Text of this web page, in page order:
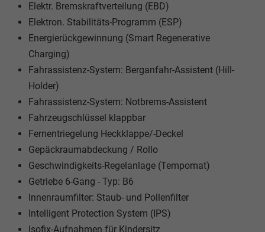
Elektr. Bremskraftverteilung (EBD)
Elektron. Stabilitäts-Programm (ESP)
Energierückgewinnung (Smart Regenerative
Charging)
Fahrassistenz-System: Berganfahr-Assistent (Hill-
Holder)
Fahrassistenz-System: Notbrems-Assistent
Fahrzeugschlüssel klappbar
Fernentriegelung Heckklappe/-Deckel
Gepäckraumabdeckung / Rollo
Geschwindigkeits-Regelanlage (Tempomat)
Getriebe 6-Gang - Typ: B6
Innenraumfilter: Staub- und Pollenfilter
Intelligent Protection System (IPS)
Isofix-Aufnahmen für Kindersitz